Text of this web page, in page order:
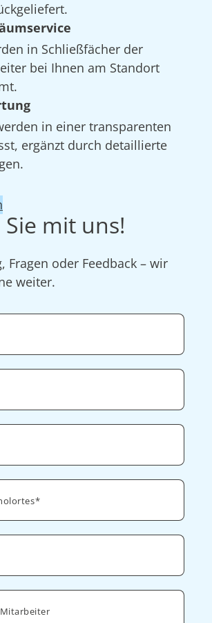
in Schließfächer der
bei Ihnen am Standort
in einer transparenten
ergänzt durch detaillierte
mit uns!
Fragen oder Feedback – wir
weiter.